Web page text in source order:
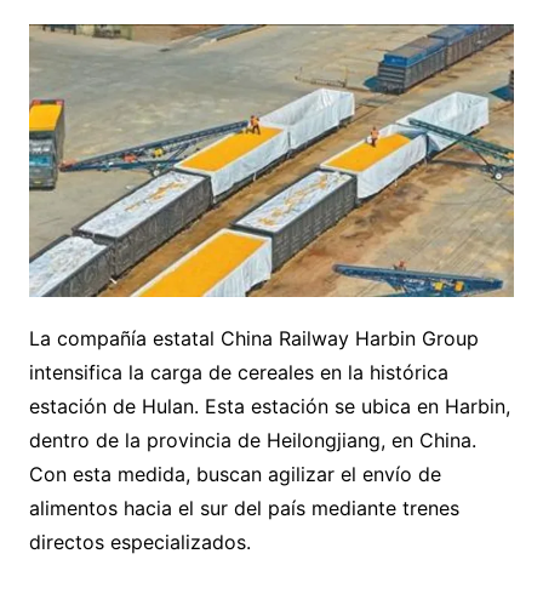
La compañía estatal China Railway Harbin Group
intensifica la carga de cereales en la histórica
estación de Hulan. Esta estación se ubica en Harbin,
dentro de la provincia de Heilongjiang, en China.
Con esta medida, buscan agilizar el envío de
alimentos hacia el sur del país mediante trenes
directos especializados.